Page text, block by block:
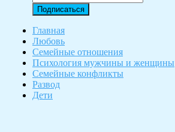
Главная
Любовь
Семейные отношения
Психология мужчины и женщины
Семейные конфликты
Развод
Дети